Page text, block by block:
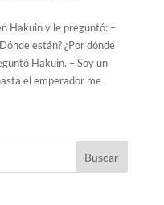
Hakuin y le preguntó: –
están? ¿Por dónde
Hakuin. – Soy un
el emperador me